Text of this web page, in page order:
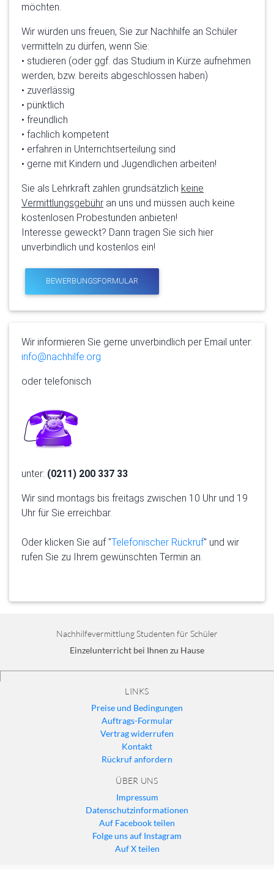
möchten.
Wir würden uns freuen, Sie zur Nachhilfe an Schüler
vermitteln zu dürfen, wenn Sie:
• studieren (oder ggf. das Studium in Kürze aufnehmen
werden, bzw. bereits abgeschlossen haben)
• zuverlässig
• pünktlich
• freundlich
• fachlich kompetent
• erfahren in Unterrichtserteilung sind
• gerne mit Kindern und Jugendlichen arbeiten!
Sie als Lehrkraft zahlen grundsätzlich keine
Vermittlungsgebühr an uns und müssen auch keine
kostenlosen Probestunden anbieten!
Interesse geweckt? Dann tragen Sie sich hier
unverbindlich und kostenlos ein!
BEWERBUNGSFORMULAR
Wir informieren Sie gerne unverbindlich per Email unter:
info@nachhilfe.org
oder telefonisch
unter: (0211) 200 337 33
Wir sind montags bis freitags zwischen 10 Uhr und 19
Uhr für Sie erreichbar.
Oder klicken Sie auf "Telefonischer Rückruf" und wir
rufen Sie zu Ihrem gewünschten Termin an.
Nachhilfevermittlung Studenten für Schüler
Einzelunterricht bei Ihnen zu Hause
LINKS
Preise und Bedingungen
Auftrags-Formular
Vertrag widerrufen
Kontakt
Rückruf anfordern
ÜBER UNS
Impressum
Datenschutzinformationen
Auf Facebook teilen
Folge uns auf Instagram
Auf X teilen